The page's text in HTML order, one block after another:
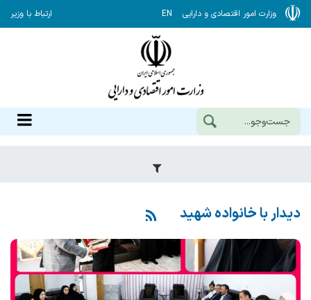
وزارت امور اقتصادی و دارایی EN ارتباط با وزیر
دیدار با خانواده شهید